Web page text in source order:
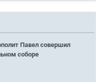
Павел совершил
соборе